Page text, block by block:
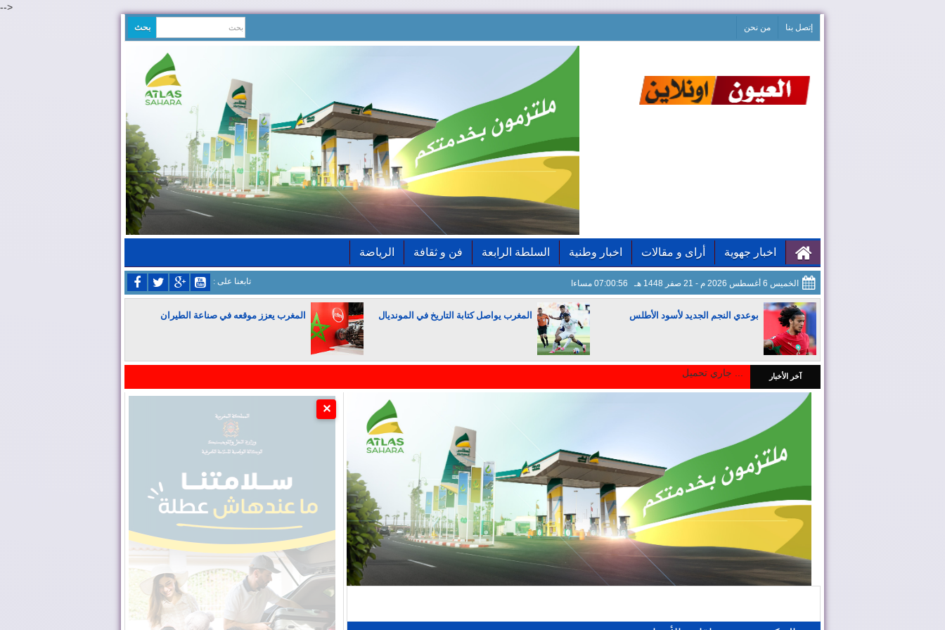
-->
إتصل بنا من نحن
اخبار جهوية أراى و مقالات اخبار وطنية السلطة الرابعة فن و ثقافة الرياضة
الخميس 6 أغسطس 2026 م - 21 صفر 1448 هـ 07:00:57 مساءا : تابعنا على
بوعدي النجم الجديد لأسود الأطلس المغرب يواصل كتابة التاريخ في المونديال المغرب يعزز موقعه في صناعة الطيران
المغرب يجذب كبار المستثمرين آخر الأخبار
✕